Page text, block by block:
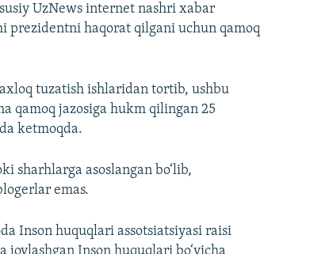
UzNews internet nashri xabar
prezidentni haqorat qilgani uchun qamoq
tuzatish ishlaridan tortib, ushbu
qamoq jazosiga hukm qilingan 25
ketmoqda.
sharhlarga asoslangan bo‘lib,
emas.
Inson huquqlari assotsiatsiyasi raisi
joylashgan Inson huquqlari bo‘yicha